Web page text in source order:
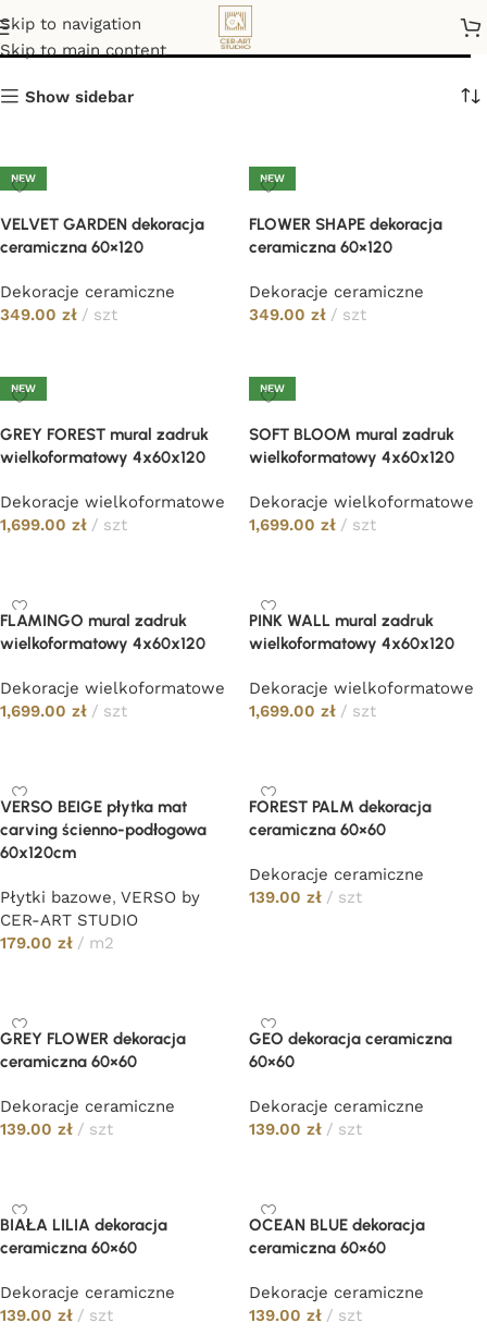
Skip to navigation
Skip to main content
Art Studio
Show sidebar
NEW
VELVET GARDEN dekoracja
ceramiczna 60×120
Dekoracje ceramiczne
349.00 zł szt
NEW
FLOWER SHAPE dekoracja
ceramiczna 60×120
Dekoracje ceramiczne
349.00 zł szt
NEW
GREY FOREST mural zadruk
wielkoformatowy 4x60x120
Dekoracje wielkoformatowe
1,699.00 zł szt
NEW
SOFT BLOOM mural zadruk
wielkoformatowy 4x60x120
Dekoracje wielkoformatowe
1,699.00 zł szt
FLAMINGO mural zadruk
wielkoformatowy 4x60x120
Dekoracje wielkoformatowe
1,699.00 zł szt
PINK WALL mural zadruk
wielkoformatowy 4x60x120
Dekoracje wielkoformatowe
1,699.00 zł szt
VERSO BEIGE płytka mat
carving ścienno-podłogowa
60x120cm
Płytki bazowe, VERSO by
CER-ART STUDIO
179.00 zł m2
FOREST PALM dekoracja
ceramiczna 60×60
Dekoracje ceramiczne
139.00 zł szt
GREY FLOWER dekoracja
ceramiczna 60×60
Dekoracje ceramiczne
139.00 zł szt
GEO dekoracja ceramiczna
60×60
Dekoracje ceramiczne
139.00 zł szt
BIAŁA LILIA dekoracja
ceramiczna 60×60
Dekoracje ceramiczne
139.00 zł szt
OCEAN BLUE dekoracja
ceramiczna 60×60
Dekoracje ceramiczne
139.00 zł szt